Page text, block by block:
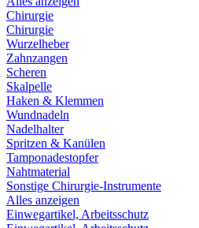
Chirurgie
Chirurgie
Wurzelheber
Zahnzangen
Scheren
Skalpelle
Haken & Klemmen
Wundnadeln
Nadelhalter
Spritzen & Kanülen
Tamponadestopfer
Nahtmaterial
Sonstige Chirurgie-Instrumente
Alles anzeigen
Einwegartikel, Arbeitsschutz